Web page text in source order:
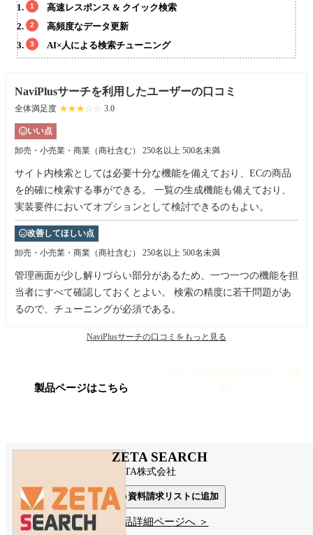
高速レスポンス & クイック検索
高頻度なデータ更新
AI×人による検索チューニング
NaviPlusサーチを利用したユーザーの口コミ
全体満足度 ☆☆☆☆☆
★★★★★ 3.0
いい点
卸売・小売業・商業（商社含む）
250名以上 500名未満
サイト内検索としては必要十分な機能を備えており、ECの商品
を的確に検索する事ができる。 一覧の生成機能も備えており、
実装要件においてオプションとして検討できるのもよい。
改善してほしい点
卸売・小売業・商業（商社含む）
250名以上 500名未満
管理画面が少し解りづらい部分があるため、一つ一つの機能を担
当者にすべて確認しておくとよい。 検索の精度に若干問題があ
るので、チューニングが必須である。
NaviPlusサーチの口コミをもっと見る
製品ページはこちら
ZETA SEARCH
ZETA株式会社
資料請求リストに追加
製品詳細ページへ ＞